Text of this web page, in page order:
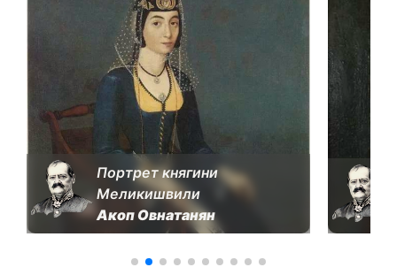
Портрет княгини
Меликишвили
Акоп Овнатанян